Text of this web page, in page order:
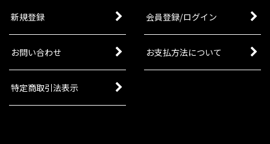
新規登録 会員登録/ログイン
お問い合わせ お支払方法について
特定商取引法表示